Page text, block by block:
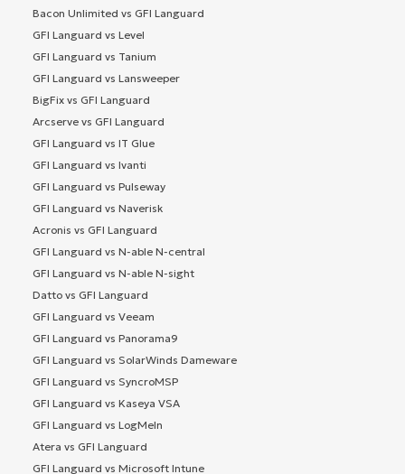
Bacon Unlimited vs GFI Languard
GFI Languard vs Level
GFI Languard vs Tanium
GFI Languard vs Lansweeper
BigFix vs GFI Languard
Arcserve vs GFI Languard
GFI Languard vs IT Glue
GFI Languard vs Ivanti
GFI Languard vs Pulseway
GFI Languard vs Naverisk
Acronis vs GFI Languard
GFI Languard vs N-able N-central
GFI Languard vs N-able N-sight
Datto vs GFI Languard
GFI Languard vs Veeam
GFI Languard vs Panorama9
GFI Languard vs SolarWinds Dameware
GFI Languard vs SyncroMSP
GFI Languard vs Kaseya VSA
GFI Languard vs LogMeIn
Atera vs GFI Languard
GFI Languard vs Microsoft Intune